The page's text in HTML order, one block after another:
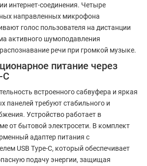
интернет-соединения. Четыре
направленных микрофона
голос пользователя на дистанции
активного шумоподавления
речи при громкой музыке.
питание через
C
встроенного сабвуфера и яркая
панелей требуют стабильного и
Устройство работает в
от бытовой электросети. В комплект
адаптер питания с
USB Type-C, который обеспечивает
подачу энергии, защищая